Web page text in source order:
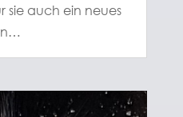
sie auch ein neues